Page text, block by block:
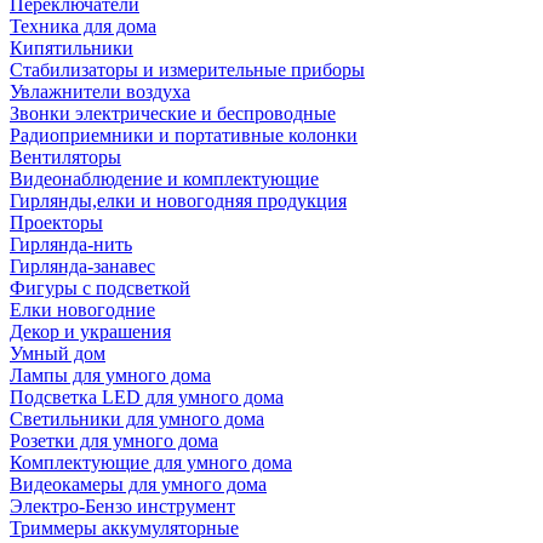
Переключатели
Техника для дома
Кипятильники
Стабилизаторы и измерительные приборы
Увлажнители воздуха
Звонки электрические и беспроводные
Радиоприемники и портативные колонки
Вентиляторы
Видеонаблюдение и комплектующие
Гирлянды,елки и новогодняя продукция
Проекторы
Гирлянда-нить
Гирлянда-занавес
Фигуры с подсветкой
Елки новогодние
Декор и украшения
Умный дом
Лампы для умного дома
Подсветка LED для умного дома
Светильники для умного дома
Розетки для умного дома
Комплектующие для умного дома
Видеокамеры для умного дома
Электро-Бензо инструмент
Триммеры аккумуляторные